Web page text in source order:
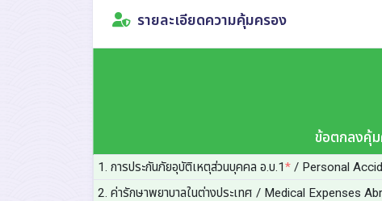
รายละเอียดความคุ้มครอง
ข้อตกลงคุ้
1. การประกันภัยอุบัติเหตุส่วนบุคคล อ.บ.1*/ Personal
2. ค่ารักษาพยาบาลในต่างประเทศ / Medical Expenses